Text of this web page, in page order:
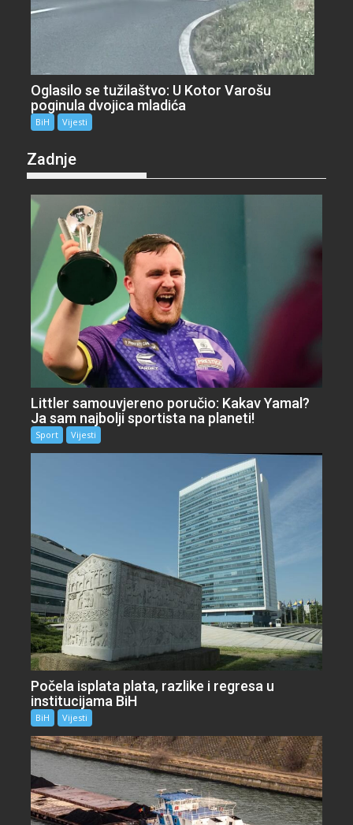
Oglasilo se tužilaštvo: U Kotor Varošu
poginula dvojica mladića
BiH Vijesti
Zadnje
Littler samouvjereno poručio: Kakav Yamal?
Ja sam najbolji sportista na planeti!
Sport Vijesti
Počela isplata plata, razlike i regresa u
institucijama BiH
BiH Vijesti